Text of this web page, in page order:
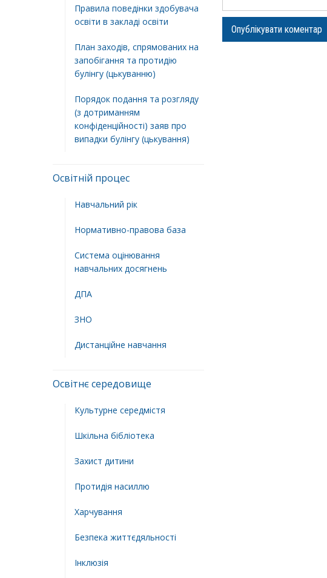
Правила поведінки здобувача
освіти в закладі освіти
План заходів, спрямованих на
запобігання та протидію
булінгу (цькуванню)
Порядок подання та розгляду
(з дотриманням
конфіденційності) заяв про
випадки булінгу (цькування)
Освітній процес
Навчальний рік
Нормативно-правова база
Система оцінювання
навчальних досягнень
ДПА
ЗНО
Дистанційне навчання
Освітнє середовище
Культурне середмістя
Шкільна бібліотека
Захист дитини
Протидія насиллю
Харчування
Безпека життєдяльності
Інклюзія